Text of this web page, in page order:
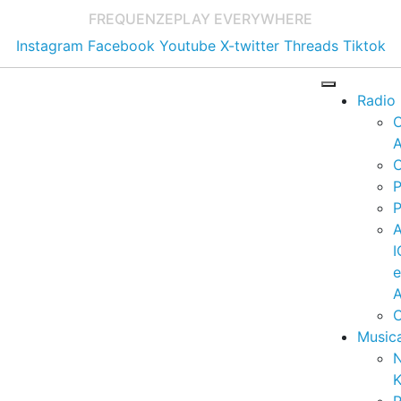
FREQUENZEPLAY EVERYWHERE
Instagram Facebook Youtube X-twitter Threads Tiktok
Radio
e